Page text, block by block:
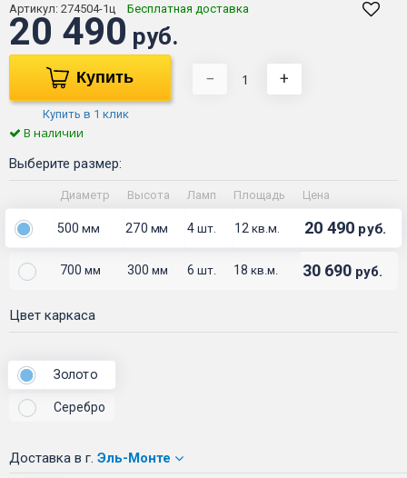
Артикул: 274504-1ц Бесплатная доставка
20 490 руб.
Купить
Купить в 1 клик
− +
В наличии
Выберите размер:
Диаметр Высота Ламп Площадь Цена
500мм 270 мм 4шт. 12кв.м. 20 490 руб.
700 мм 300 мм 6 шт. 18 кв.м. 30 690 руб.
Цвет каркаса
Золото
Серебро
Доставка в г. Эль-Монте